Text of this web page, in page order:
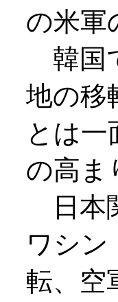
の米軍
韓国
地の移
とは一
の高ま
日本
ワシン
転、空